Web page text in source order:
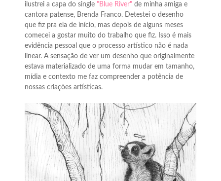
ilustrei a capa do single "Blue River" de minha amiga e
cantora patense, Brenda Franco. Detestei o desenho
que fiz pra ela de início, mas depois de alguns meses
comecei a gostar muito do trabalho que fiz. Isso é mais
evidência pessoal que o processo artístico não é nada
linear. A sensação de ver um desenho que originalmente
estava materializado de uma forma mudar em tamanho,
mídia e contexto me faz compreender a potência de
nossas criações artísticas.